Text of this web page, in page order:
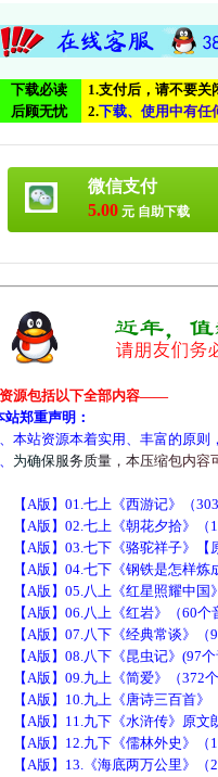
下载必读
后顾无忧
1.支付后，请不要关
2.下载、 使用中有任
微信支付
5.00 元 自助下载
源包括以下全部内容——
站郑重声明：
本站资源本着实用、丰富的原则
为确保服务质量 ， 本压缩包内容
A版】01.七上《西游记》（303
A版】02.七上《朝花夕拾》（
A版】03.七下《骆驼祥子》【
A版】04.七下《钢铁是怎样炼
A版】05.八上《红星照耀中国》
A版】06.八上《红岩》（60个
A版】07.八下《经典常谈》（
A版】08.八下《昆虫记》(97个
A版】09.九上《简爱》（372个
A版】10.九上《唐诗三百首》（
A版】11.九下《水浒传》原文朗
A版】12.九下《儒林外史》（
A版】13.《海底两万公里》（